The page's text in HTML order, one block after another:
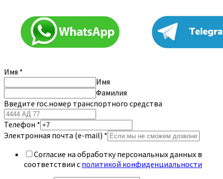
Имя *
Имя
Фамилия
Введите гос.номер транспортного средства
Телефон *
Электронная почта (e-mail) *
Согласие на обработку персональных данных в
соответствии с политикой конфиденциальности